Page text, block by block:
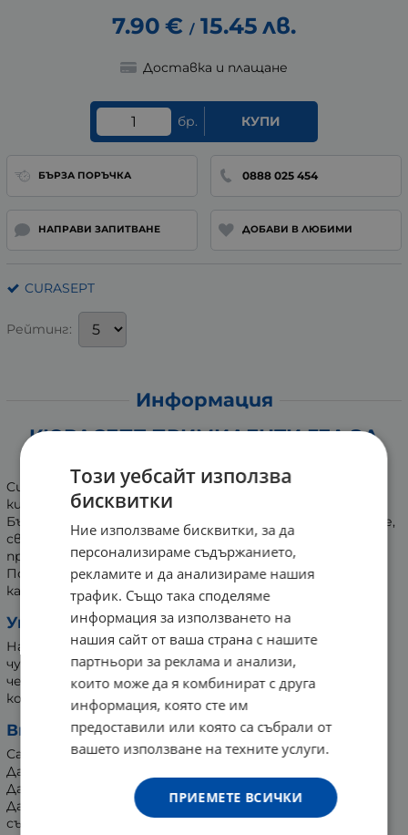
7.90 € / 15.45 лв.
Доставка и плащане
бр. КУПИ
БЪРЗА ПОРЪЧКА 0888 025 454
НАПРАВИ ЗАПИТВАНЕ ДОБАВИ В ЛЮБИМИ
CURASEPT
Рейтинг:
Информация
КЮРАСЕПТ ПРИМИДЕНТИ ГЕЛ ЗА
Curasept Primi Denti гел за никнещи зъби с хиалуронова
киселина, невен, слез, сладък корен и ирландски мъх.
Бързо облекчава болката и дискомфорта във венците,
свързани с никненето на зъби, защитава лигавицата,
предпазва от поява на плака по никнещите зъби.
Подходящ при подуване и зачервяване на венците,
както и при засилено слюноотделяне.
Употреба:
Нанесете достатъчно гел, за да покрие
чувствителния участък, с чист и сух пръст или с
четка-масажор Curasept. Нанасяйте толкова често,
колкото е необходимо.
Внимание:
Само за външна употреба.
Да не се поглъща.
Да се съхранява далеч от деца, светлина и топлина.
Да не се използва при алергия към някоя от
съставките, при повредена опаковка или след
Този уебсайт използва
бисквитки
Ние използваме бисквитки, за да
персонализираме съдържанието,
рекламите и да анализираме нашия
трафик. Също така споделяме
информация за използването на
нашия сайт от ваша страна с нашите
партньори за реклама и анализи,
които може да я комбинират с друга
информация, която сте им
предоставили или която са събрали от
вашето използване на техните услуги.
ПРИЕМЕТЕ ВСИЧКИ